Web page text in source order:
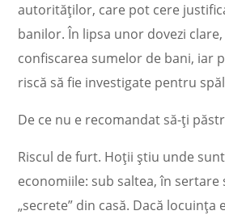
autorităților, care pot cere
banilor. În lipsa unor dovezi
confiscarea sumelor de bani, iar
riscă să fie investigate pentru
De ce nu e recomandat să-ți
Riscul de furt. Hoții știu unde
economiile: sub saltea, în sertare
„secrete” din casă. Dacă locuința